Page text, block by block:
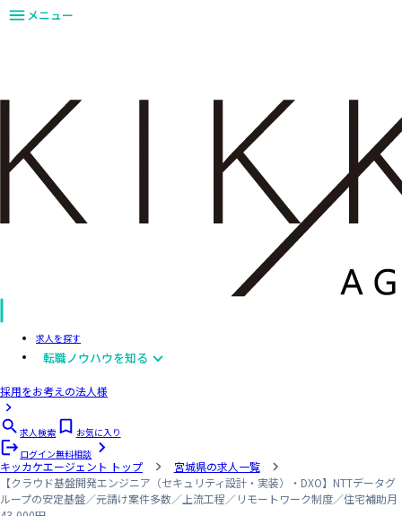
メニュー
求人を探す
転職ノウハウを知る
採用をお考えの法人様
求人検索
お気に入り
ログイン無料相談
キッカケエージェント トップ
宮城県の求人一覧
【クラウド基盤開発エンジニア（セキュリティ設計・実装）・DXO】NTTデータグ
ループの安定基盤／元請け案件多数／上流工程／リモートワーク制度／住宅補助月